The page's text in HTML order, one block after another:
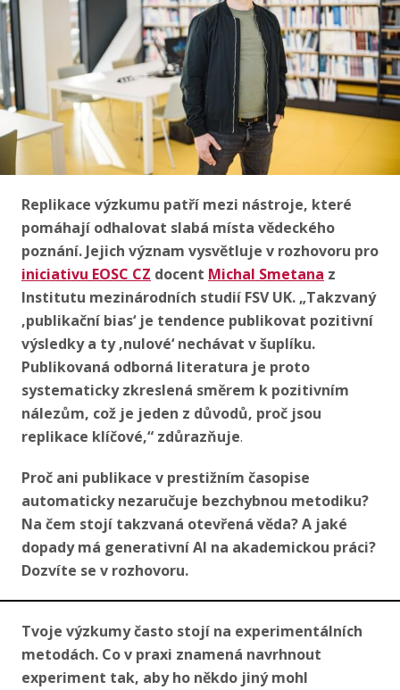
FSV UK
Replikace výzkumu patří mezi nástroje, které
pomáhají odhalovat slabá místa vědeckého
poznání. Jejich význam vysvětluje v rozhovoru pro
iniciativu EOSC CZ docent Michal Smetana z
Institutu mezinárodních studií FSV UK. „Takzvaný
‚publikační bias‘je tendence publikovat pozitivní
výsledky a ty‚nulové‘nechávat v šuplíku.
Publikovaná odborná literatura je proto
systematicky zkreslená směrem k pozitivním
nálezům, což je jeden z důvodů, proč jsou
replikace klíčové,“ zdůrazňuje.
Proč ani publikace v prestižním časopise
automaticky nezaručuje bezchybnou metodiku?
Na čem stojí takzvaná otevřená věda? A jaké
dopady má generativní AI na akademickou práci?
Dozvíte se v rozhovoru.
Tvoje výzkumy často stojí na experimentálních
metodách. Co v praxi znamená navrhnout
experiment tak, aby ho někdo jiný mohl